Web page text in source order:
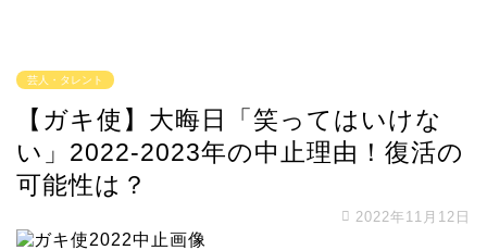
芸人・タレント
【ガキ使】大晦日「笑ってはいけな
い」2022-2023年の中止理由！復活の
可能性は？
2022年11月12日